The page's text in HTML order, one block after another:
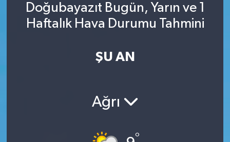
Doğubayazıt Bugün, Yarın ve 1
Haftalık Hava Durumu Tahmini
ŞU AN
Ağrı
°
Son Dakika Haberleri